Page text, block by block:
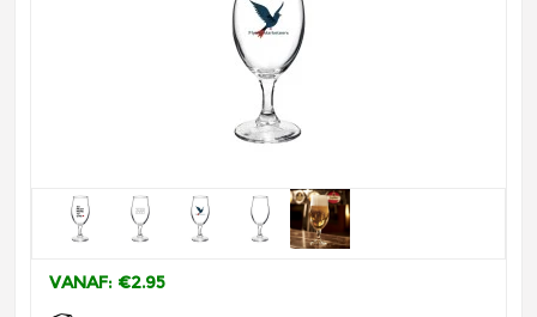
VANAF: €2.95